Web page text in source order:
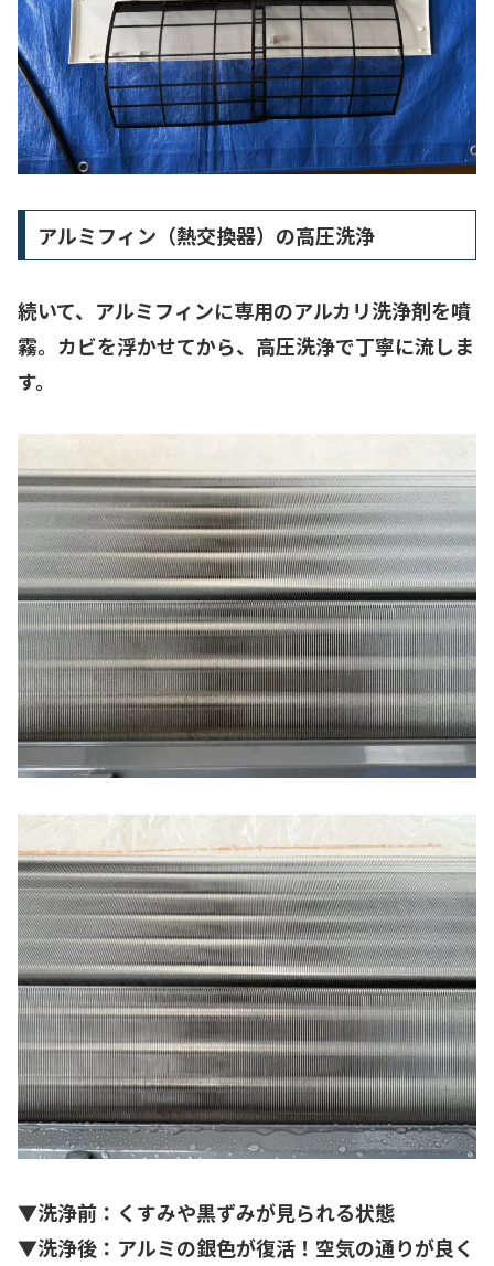
アルミフィン（熱交換器）の高圧洗浄
続いて、アルミフィンに専用のアルカリ洗浄剤を噴
霧。カビを浮かせてから、高圧洗浄で丁寧に流しま
す。
▼洗浄前：くすみや黒ずみが見られる状態
▼洗浄後：アルミの銀色が復活！空気の通りが良く